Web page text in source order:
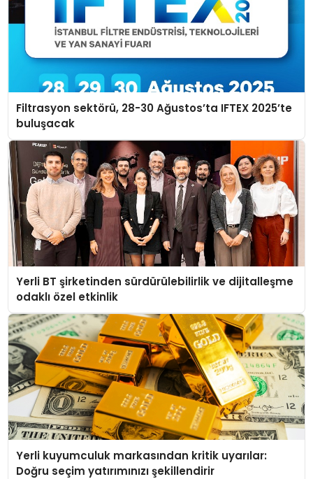
Filtrasyon sektörü, 28-30 Ağustos’ta IFTEX 2025’te
buluşacak
Yerli BT şirketinden sürdürülebilirlik ve dijitalleşme
odaklı özel etkinlik
Yerli kuyumculuk markasından kritik uyarılar:
Doğru seçim yatırımınızı şekillendirir